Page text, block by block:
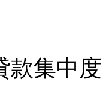
款集中